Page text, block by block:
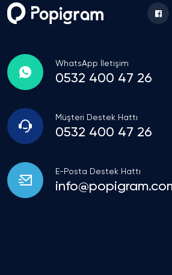
WhatsApp İletişim
0532 400 47 26
Müşteri Destek Hattı
0532 400 47 26
E-Posta Destek Hattı